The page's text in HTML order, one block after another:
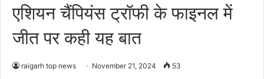
एशियन चैंपियंस ट्रॉफी के फाइनल में
जीत पर कही यह बात
raigarh top news November 21, 2024 53